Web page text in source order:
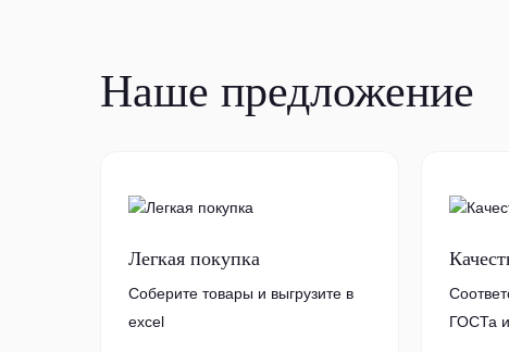
Наше предложение
Легкая покупка
Соберите товары и выгрузите в
excel
ГОСТа